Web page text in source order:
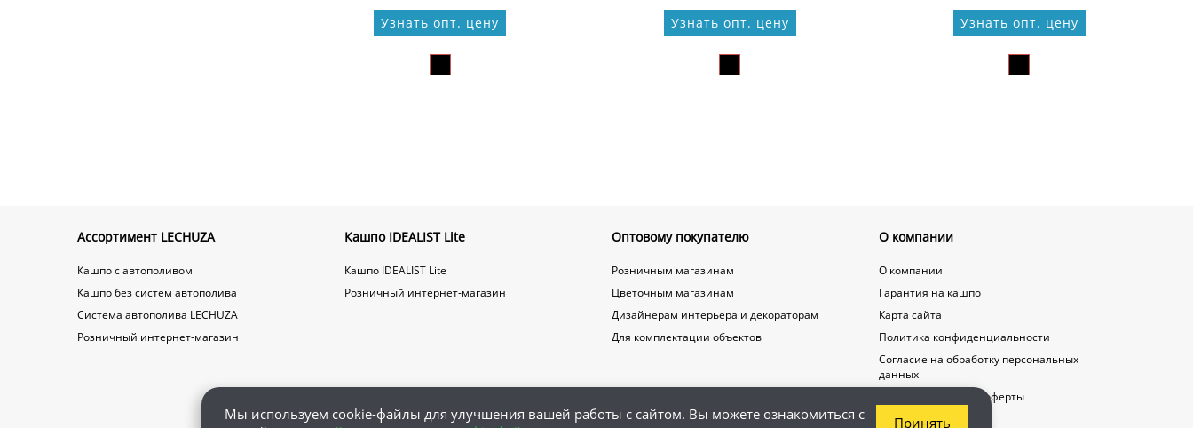
Узнать опт. цену Узнать опт. цену Узнать опт. цену
Ассортимент LECHUZA
Кашпо с автополивом
Кашпо без систем автополива
Система автополива LECHUZA
Розничный интернет-магазин
Кашпо IDEALIST Lite
Кашпо IDEALIST Lite
Розничный интернет-магазин
Оптовому покупателю
Розничным магазинам
Цветочным магазинам
Дизайнерам интерьера и декораторам
Для комплектации объектов
О компании
О компании
Гарантия на кашпо
Карта сайта
Политика конфиденциальности
Согласие на обработку персональных
данных
Договор публичной оферты
Мы используем cookie-файлы для улучшения вашей работы с сайтом. Вы можете ознакомиться с
Принять